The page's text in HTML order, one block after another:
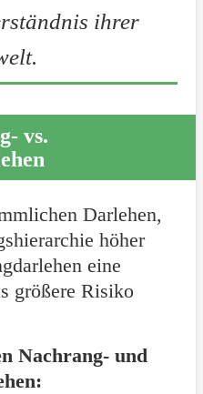
ihrer
vs.
Darlehen,
höher
eine
größere Risiko
Nachrang- und